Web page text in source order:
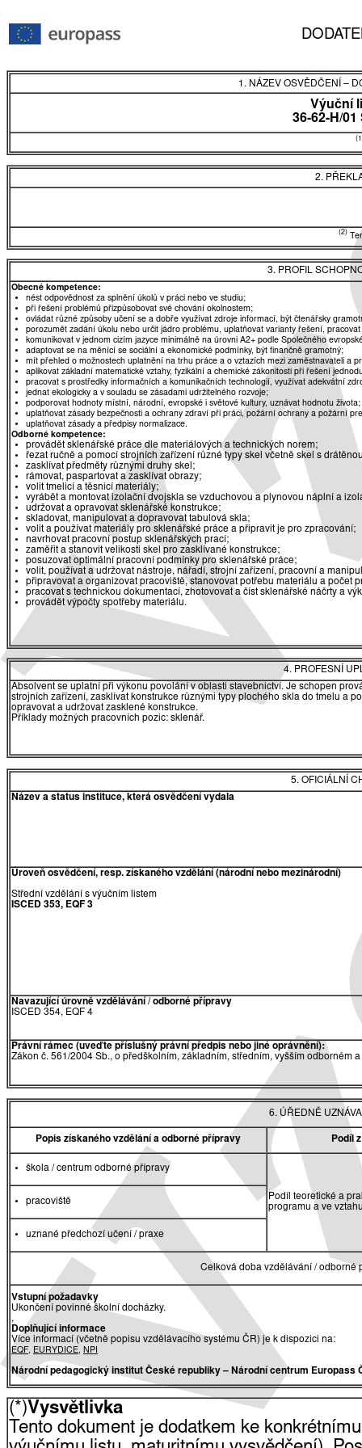
1. NÁZEV OSVĚDČENÍ –
Výuční
36-62-H/
2.
(2)
3. PROFIL
Obecné kompetence:
nést odpovědnost za splnění úkolů v práci nebo ve studiu;
při řešení problémů přizpůsobovat své chování okolnostem;
ovládat různé způsoby učení se a dobře využívat zdroje informací, být čtenářsky
porozumět zadání úkolu nebo určit jádro problému, uplatňovat varianty řešení,
komunikovat v jednom cizím jazyce minimálně na úrovni A2+ podle Společného
adaptovat se na měnící se sociální a ekonomické podmínky, být finančně gramotný;
mít přehled o možnostech uplatnění na trhu práce a o vztazích mezi zaměstnavateli a
aplikovat základní matematické vztahy, fyzikální a chemické zákonitosti při řešení
pracovat s prostředky informačních a komunikačních technologií, využívat adekvátní
jednat ekologicky a v souladu se zásadami udržitelného rozvoje;
podporovat hodnoty místní, národní, evropské i světové kultury, uznávat hodnotu života;
uplatňovat zásady bezpečnosti a ochrany zdraví při práci, požární ochrany a požární
uplatňovat zásady a předpisy normalizace.
Odborné kompetence:
provádět sklenářské práce dle materiálových a technických norem;
řezat ručně a pomocí strojních zařízení různé typy skel včetně skel s
zasklívat předměty různými druhy skel;
rámovat, paspartovat a zasklívat obrazy;
volit tmelicí a těsnicí materiály;
vyrábět a montovat izolační dvojskla se vzduchovou a plynovou náplní a
udržovat a opravovat sklenářské konstrukce;
skladovat, manipulovat a dopravovat tabulová skla;
volit a používat materiály pro sklenářské práce a připravit je pro zpracování;
navrhovat pracovní postup sklenářských prací;
zaměřit a stanovit velikosti skel pro zasklívané konstrukce;
posuzovat optimální pracovní podmínky pro sklenářské práce;
volit, používat a udržovat nástroje, nářadí, strojní zařízení, pracovní a
připravovat a organizovat pracoviště, stanovovat potřebu materiálu a počet
pracovat s technickou dokumentací, zhotovovat a číst sklenářské náčrty a
provádět výpočty spotřeby materiálu.
4. PROFESNÍ
Absolvent se uplatní při výkonu povolání v oblasti stavebnictví. Je schopen
strojních zařízení, zasklívat konstrukce různými typy plochého skla do tmelu a
opravovat a udržovat zasklené konstrukce.
Příklady možných pracovních pozic: sklenář.
5. OFICIÁLNÍ
Název a status instituce, která osvědčení vydala
Úroveň osvědčení, resp. získaného vzdělání (národní nebo mezinárodní)
Střední vzdělání s výučním listem
ISCED 353, EQF 3
Navazující úrovně vzdělávání / odborné přípravy
ISCED 354, EQF 4
Právní rámec (uveďte příslušný právní předpis nebo jiné oprávnění):
Zákon č. 561/2004 Sb., o předškolním, základním, středním, vyšším
6. ÚŘEDNĚ
Popis získaného vzdělání a odborné přípravy Podíl
škola / centrum odborné přípravy
Podíl teoretické a
programu a ve
pracoviště
uznané předchozí učení / praxe
Celková doba vzdělávání /
Vstupní požadavky
Ukončení povinné školní docházky.
,
Doplňující informace
Více informací (včetně popisu vzdělávacího systému ČR) je k dispozici na:
EQF, EURYDICE, NPI
Národní pedagogický institut České republiky– Národní centrum Europass
(*)Vysvětlivka
Tento dokument je dodatkem ke